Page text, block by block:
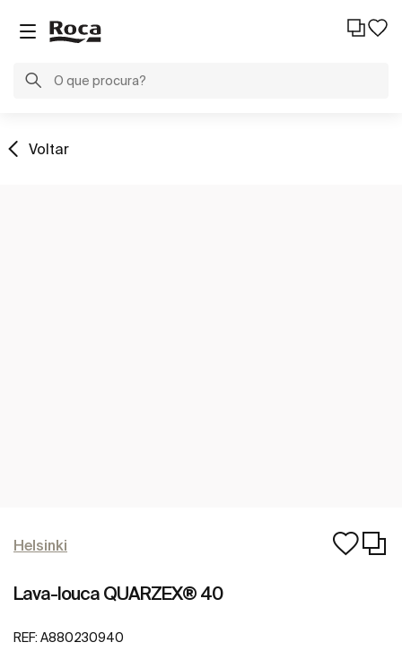
Voltar
Helsinki
Lava-louca QUARZEX® 40
REF: A880230940